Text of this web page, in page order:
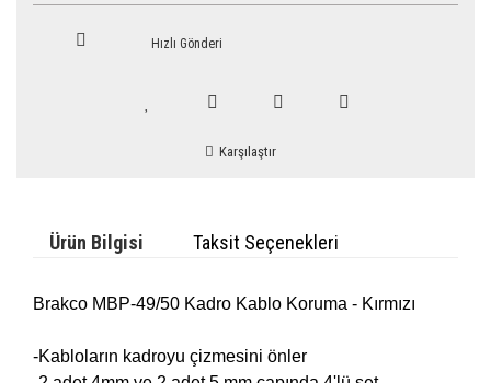
Hızlı Gönderi
Karşılaştır
Ürün Bilgisi Taksit Seçenekleri
Brakco MBP-49/50 Kadro Kablo Koruma - Kırmızı
-Kabloların kadroyu çizmesini önler